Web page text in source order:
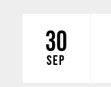
30
SEP